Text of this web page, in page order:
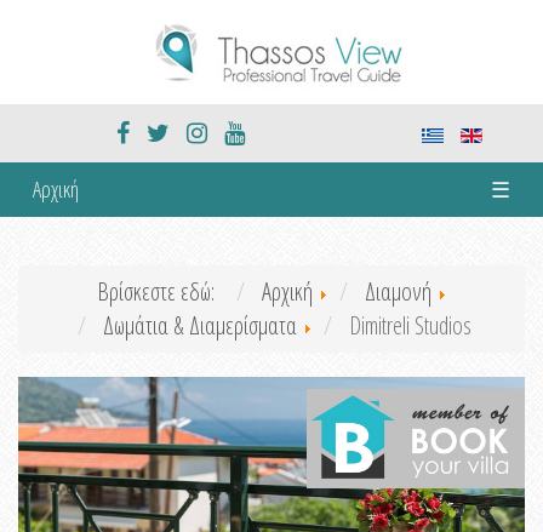
Αρχική ☰
Βρίσκεστε εδώ: Αρχική
Διαμονή
Δωμάτια & Διαμερίσματα
Dimitreli Studios